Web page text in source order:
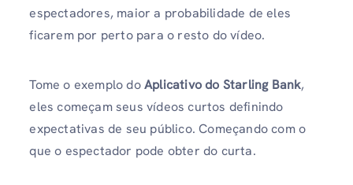
espectadores, maior a probabilidade de eles
ficarem por perto para o resto do vídeo.
Tome o exemplo doAplicativo do Starling Bank,
eles começam seus vídeos curtos definindo
expectativas de seu público. Começando com o
que o espectador pode obter do curta.